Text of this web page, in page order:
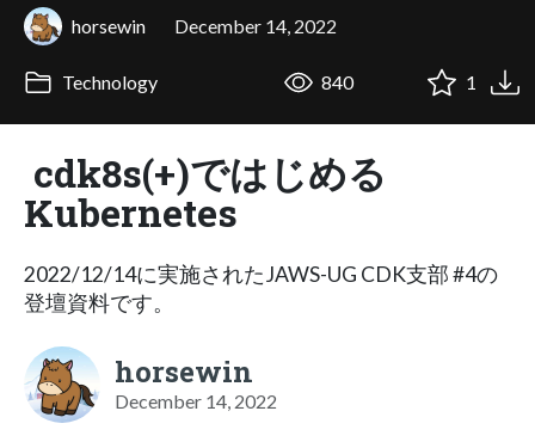
horsewin December 14, 2022
Technology 840 1
cdk8s(+)ではじめる
Kubernetes
2022/12/14に実施されたJAWS-UG CDK支部 #4の
登壇資料です。
horsewin
December 14, 2022